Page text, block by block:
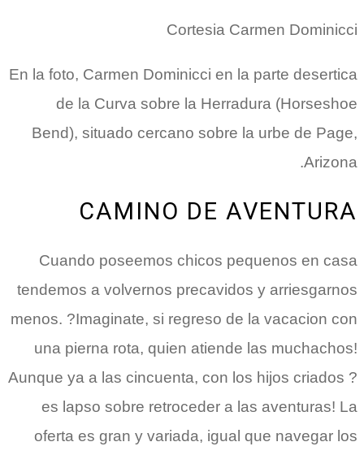
Cortesia Carmen Dominicci
En la foto, Carmen Dominicci en la parte desertica
de la Curva sobre la Herradura (Horseshoe
Bend), situado cercano sobre la urbe de Page,
Arizona.
CAMINO DE AVENTURA
Cuando poseemos chicos pequenos en casa
tendemos a volvernos precavidos y arriesgarnos
menos. ?Imaginate, si regreso de la vacacion con
una pierna rota, quien atiende las muchachos!
Aunque ya a las cincuenta, con los hijos criados ?
es lapso sobre retroceder a las aventuras! La
oferta es gran y variada, igual que navegar los